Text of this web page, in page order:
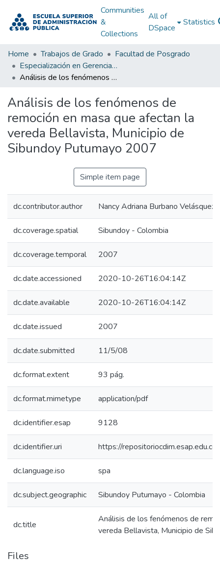
Communities
&
Collections
All of
DSpace
Statistics
Home Trabajos de Grado
Facultad de Posgrado
Especialización en Gerencia Ambiental
Análisis de los fenómenos de remoción en masa que afectan la vereda Bellavista, Municipio de Sibundoy Putumayo 2007
Análisis de los fenómenos de
remoción en masa que afectan la
vereda Bellavista, Municipio de
Sibundoy Putumayo 2007
Simple item page
dc.contributor.author Nancy Adriana Burbano Velásquez
dc.coverage.spatial Sibundoy - Colombia
dc.coverage.temporal 2007
dc.date.accessioned 2020-10-26T16:04:14Z
dc.date.available 2020-10-26T16:04:14Z
dc.date.issued 2007
dc.date.submitted 11/5/08
dc.format.extent 93 pág.
dc.format.mimetype application/pdf
dc.identifier.esap 9128
dc.identifier.uri https://
dc.language.iso spa
dc.subject.geographic Sibundoy Putumayo - Colombia
dc.title
Análisis de los fenómenos de
vereda Bellavista, Municipio de
Files